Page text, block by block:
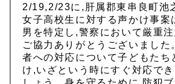
2/19,2/23に,肝属郡東串良町池
女子高校生に対する声かけ事案
男を特定し,警察において厳重注
ご協力ありがとうございました
者への対応について子どもたち
け,いざという時にすぐ対応で